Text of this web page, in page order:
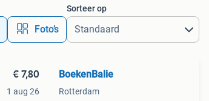
Foto’s
Sorteer op
€ 7,80
1 aug 26
BoekenBalie
Rotterdam